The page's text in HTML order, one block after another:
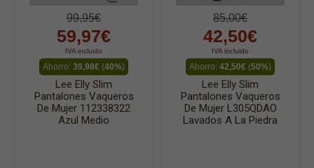
Vestidos
Faldas
Jerséys
Chaquetas
99,95€
59,97€
IVA incluido
Ahorro: 39,98€ (40%)
Lee Elly Slim
Pantalones Vaqueros
De Mujer 112338322
Azul Medio
85,00€
42,50€
IVA incluido
Ahorro: 42,50€ (50%)
Lee Elly Slim
Pantalones Vaqueros
De Mujer L305QDAO
Lavados A La Piedra